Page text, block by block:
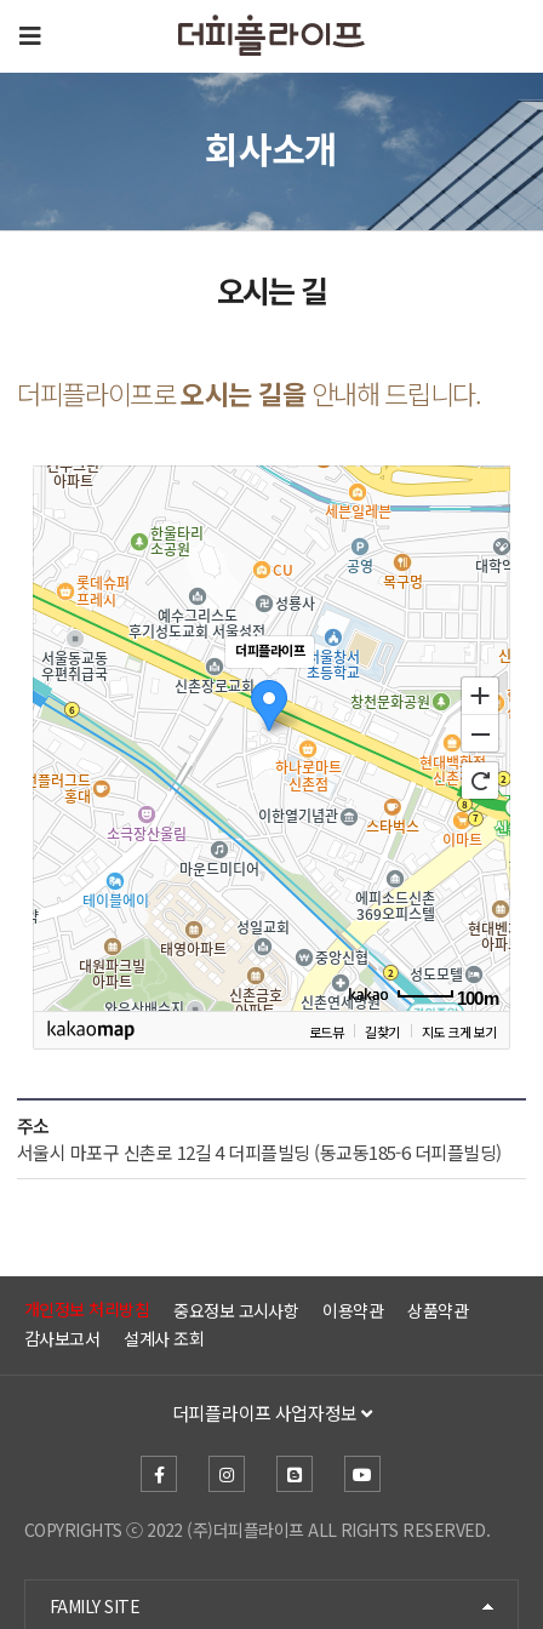
회사소개
오시는 길
더피플라이프로오시는 길을 안내해 드립니다.
더피플라이프
100m
로드뷰 길찾기 지도 크게 보기
주소
서울시 마포구 신촌로 12길 4 더피플빌딩 (동교동185-6 더피플빌딩)
개인정보 처리방침 중요정보 고시사항 이용약관
상품약관
감사보고서
설계사 조회
더피플라이프 사업자정보
COPYRIGHTS ⓒ 2022 (주)더피플라이프 ALL RIGHTS RESERVED.
FAMILY SITE